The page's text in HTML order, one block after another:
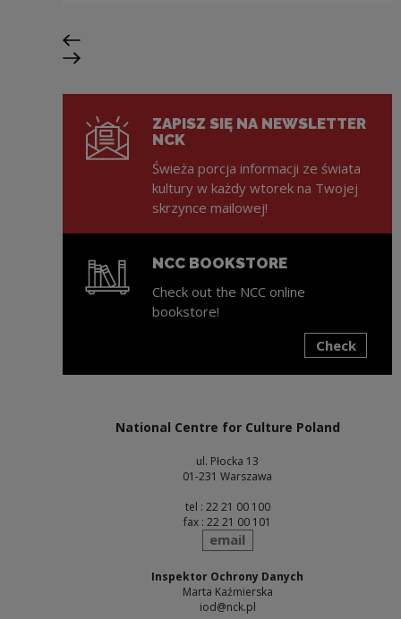
Previous slide
Next slide
ZAPISZ SIĘ NA NEWSLETTER
NCK
Świeża porcja informacji ze świata
kultury w każdy wtorek na Twojej
skrzynce mailowej!
NCC BOOKSTORE
Check out the NCC online
bookstore!
Check
National Centre for Culture Poland
ul. Płocka 13
01-231 Warszawa
tel : 22 21 00 100
fax : 22 21 00 101
send
email
Inspektor Ochrony Danych
Marta Kaźmierska
iod@nck.pl